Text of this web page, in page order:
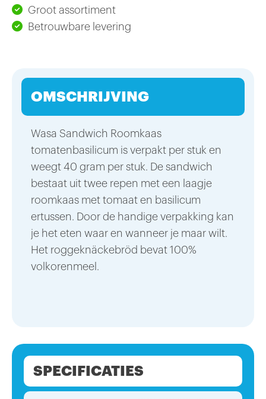
Groot assortiment
Betrouwbare levering
OMSCHRIJVING
Wasa Sandwich Roomkaas
tomatenbasilicum is verpakt per stuk en
weegt 40 gram per stuk. De sandwich
bestaat uit twee repen met een laagje
roomkaas met tomaat en basilicum
ertussen. Door de handige verpakking kan
je het eten waar en wanneer je maar wilt.
Het roggeknäckebröd bevat 100%
volkorenmeel.
SPECIFICATIES